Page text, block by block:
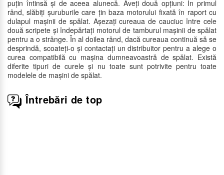
puțin întinsă și de aceea alunecă. Aveți două opțiuni: În primul
rând, slăbiți șuruburile care țin baza motorului fixată în raport cu
dulapul mașinii de spălat. Așezați cureaua de cauciuc între cele
două scripete și îndepărtați motorul de tamburul mașinii de spălat
pentru a o strânge. În al doilea rând, dacă cureaua continuă să se
desprindă, scoateți-o și contactați un distribuitor pentru a alege o
curea compatibilă cu mașina dumneavoastră de spălat. Există
diferite tipuri de curele și nu toate sunt potrivite pentru toate
modelele de mașini de spălat.
Întrebări de top